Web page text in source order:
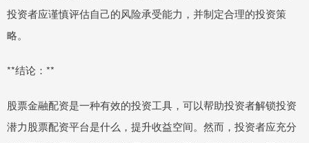
投资者应谨慎评估自己的风险承受能力，并制定合理的投资策
略。
**结论：**
股票金融配资是一种有效的投资工具，可以帮助投资者解锁投资
潜力股票配资平台是什么，提升收益空间。然而，投资者应充分